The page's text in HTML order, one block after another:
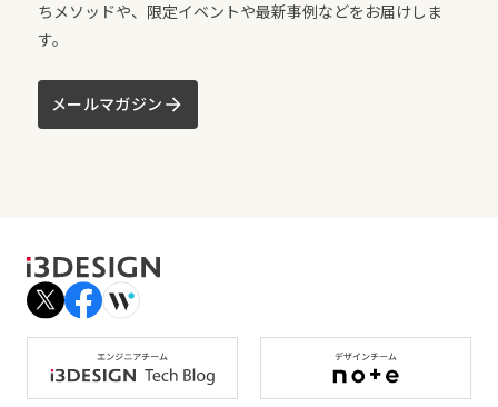
ちメソッドや、限定イベントや最新事例などをお届けしま
す。
メールマガジン